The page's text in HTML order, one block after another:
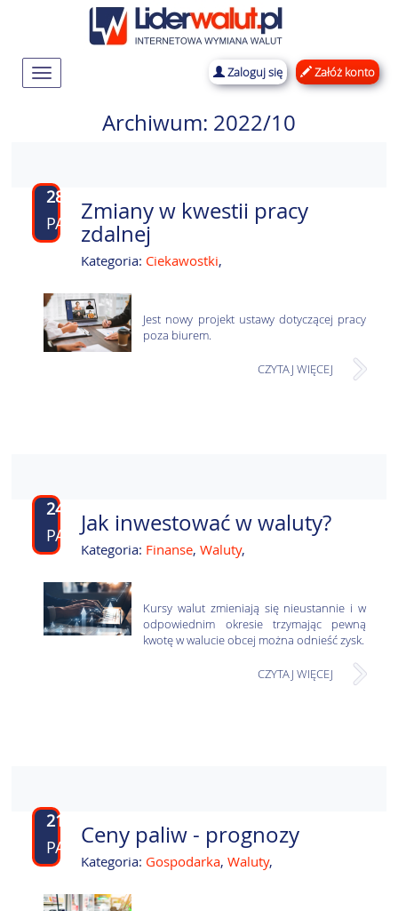
Rozwiń
nawigację
Zaloguj się Załóż konto
Archiwum: 2022/10
28
PAŹ
Zmiany w kwestii pracy
zdalnej
Kategoria: Ciekawostki,
Jest nowy projekt ustawy dotyczącej pracy
poza biurem.
CZYTAJ WIĘCEJ
24
PAŹ
Jak inwestować w waluty?
Kategoria: Finanse, Waluty,
Kursy walut zmieniają się nieustannie i w
odpowiednim okresie trzymając pewną
kwotę w walucie obcej można odnieść zysk.
CZYTAJ WIĘCEJ
21
PAŹ
Ceny paliw - prognozy
Kategoria: Gospodarka, Waluty,